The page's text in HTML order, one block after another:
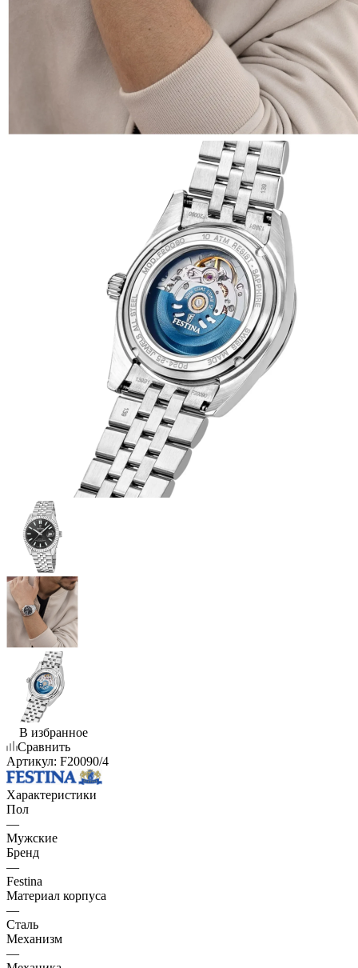
В избранное
Сравнить
Артикул: F20090/4
Характеристики
Пол
—
Мужские
Бренд
—
Festina
Материал корпуса
—
Сталь
Механизм
—